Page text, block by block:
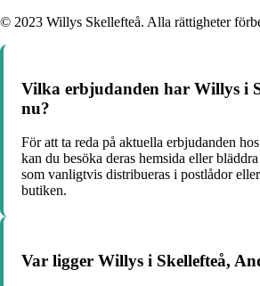
© 2023 Willys Skellefteå. Alla rättigheter
Vilka erbjudanden har Willys i
nu?
För att ta reda på aktuella erbjudanden
kan du besöka deras hemsida eller
som vanligtvis distribueras i postlådor
butiken.
Var ligger Willys i Skellefteå,